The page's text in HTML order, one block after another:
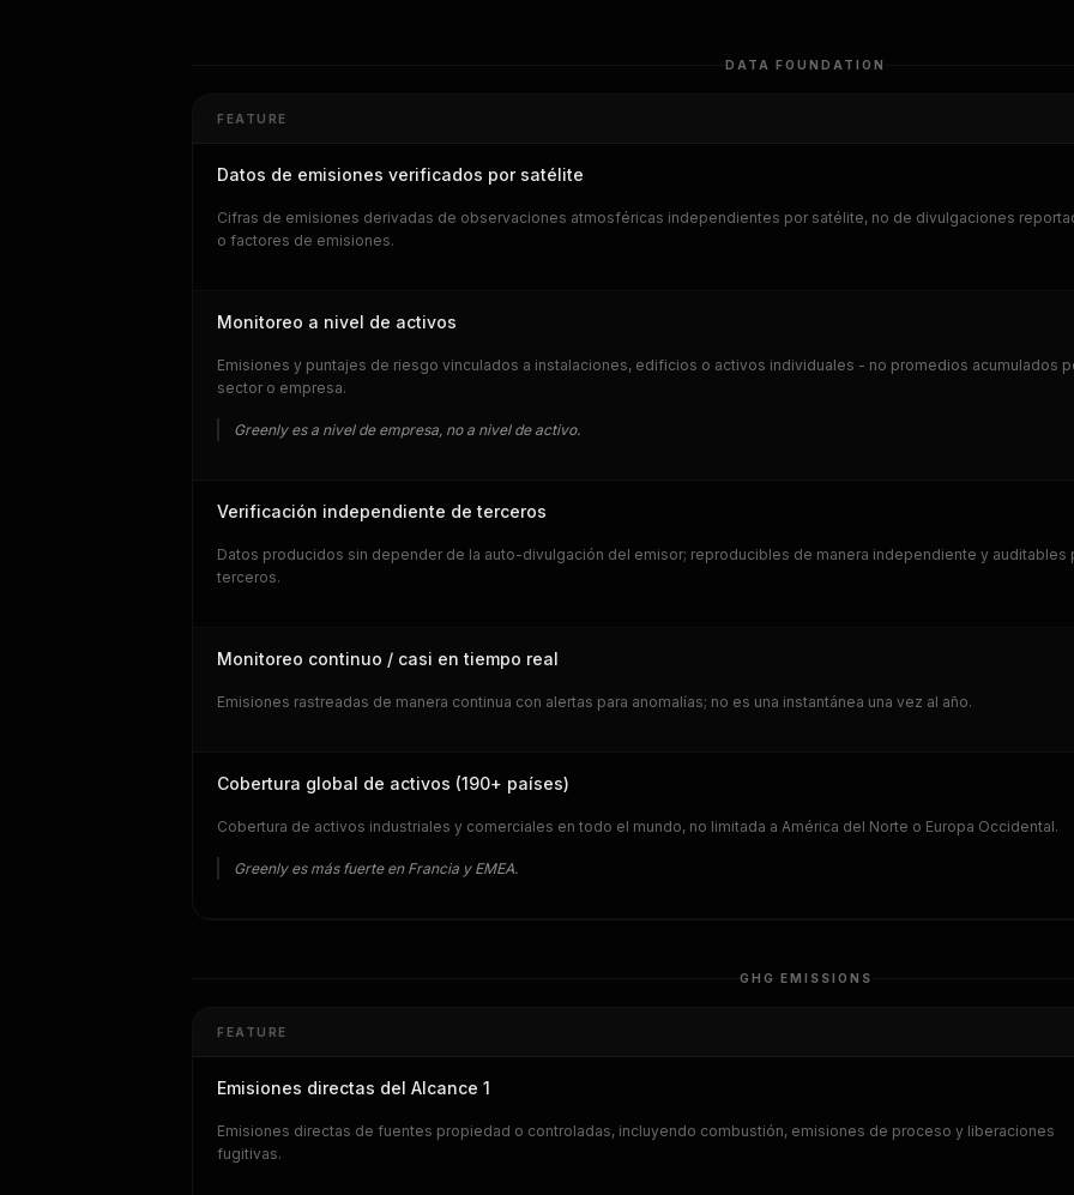
DATA FOUNDATION
FEATURE
Datos de emisiones verificados por satélite
Cifras de emisiones derivadas de observaciones atmosféricas independientes por satélite, no de divulgaciones
o factores de emisiones.
Monitoreo a nivel de activos
Emisiones y puntajes de riesgo vinculados a instalaciones, edificios o activos individuales - no promedios acumulados
sector o empresa.
Greenly es a nivel de empresa, no a nivel de activo.
Verificación independiente de terceros
Datos producidos sin depender de la auto-divulgación del emisor; reproducibles de manera independiente y auditables
terceros.
Monitoreo continuo / casi en tiempo real
Emisiones rastreadas de manera continua con alertas para anomalías; no es una instantánea una vez al año.
Cobertura global de activos (190+ países)
Cobertura de activos industriales y comerciales en todo el mundo, no limitada a América del Norte o Europa Occidental.
Greenly es más fuerte en Francia y EMEA.
GHG EMISSIONS
FEATURE
Emisiones directas del Alcance 1
Emisiones directas de fuentes propiedad o controladas, incluyendo combustión, emisiones de proceso y liberaciones
fugitivas.